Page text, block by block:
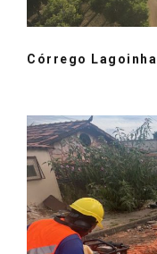
Córrego Lagoinha